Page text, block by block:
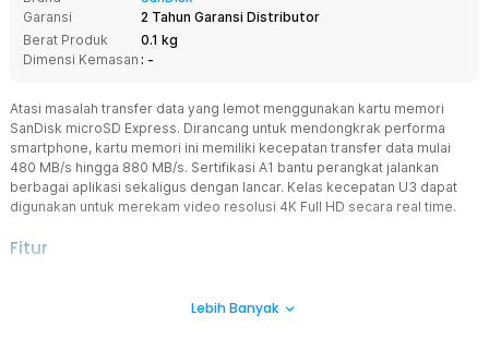
Garansi
2 Tahun Garansi Distributor
Berat Produk
0.1 kg
Dimensi Kemasan : -
Atasi masalah transfer data yang lemot menggunakan kartu memori
SanDisk microSD Express. Dirancang untuk mendongkrak performa
smartphone, kartu memori ini memiliki kecepatan transfer data mulai
480 MB/s hingga 880 MB/s. Sertifikasi A1 bantu perangkat jalankan
berbagai aplikasi sekaligus dengan lancar. Kelas kecepatan U3 dapat
digunakan untuk merekam video resolusi 4K Full HD secara real time.
Fitur
Tak ada lagi gadget yang lemot. Transfer data super cepat berkat
Lebih Banyak